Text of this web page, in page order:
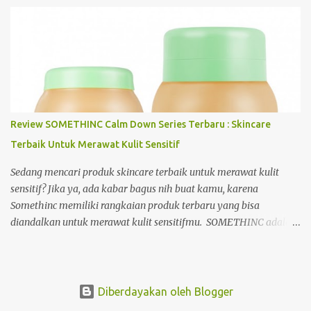
sehingga sains di Indonesia dapat berkembang? Untuk
bagi praktisi dan akademisi di dunia farmasi Perkembangan sains
di Indonesia tentunya tidak langsung berkembang secara cepat.
Perkembangan tersebut dipengaruhi oleh beberapa faktor, salah
satunya terbentuknya organisasi PAFI. Pada awal terbentuknya
para asisten apoteker. Namun seiring berjalannya waktu, PAFI
mengalami evolusi yang cepat sehingga berubah menjadi
organisasi profesi kefarmasian yang menaungi ahli ma...
Review SOMETHINC Calm Down Series Terbaru : Skincare
Terbaik Untuk Merawat Kulit Sensitif
Sedang mencari produk skincare terbaik untuk merawat kulit
sensitif? Jika ya, ada kabar bagus nih buat kamu, karena
Somethinc memiliki rangkaian produk terbaru yang bisa
diandalkan untuk merawat kulit sensitifmu. SOMETHINC adalah
wash, serum, moisturizer, dan toner yang bisa membantu atasi
Diberdayakan oleh Blogger